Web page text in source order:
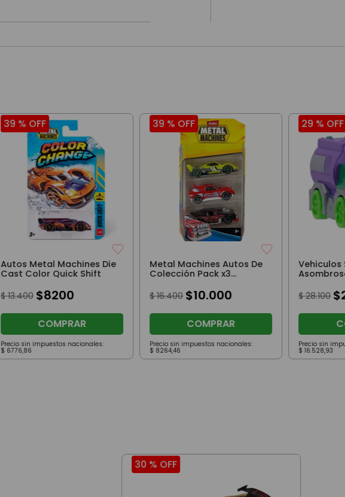
39 % OFF
Autos Metal Machines Die
Cast Color Quick Shift
$ 13.400 $8200
COMPRAR
Precio sin impuestos nacionales:
$ 6776,86
39 % OFF
Metal Machines Autos De
Colección Pack x3
Charge
$ 16.400 $10.000
COMPRAR
Precio sin impuestos nacionales:
$ 8264,46
29 % OFF
Vehiculos
$ 28.100 $
Precio sin
$ 16.528,93
30 %OFF